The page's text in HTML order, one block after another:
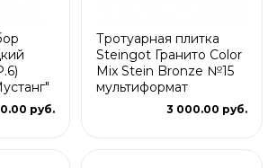
руб.
Тротуарная плитка
Steingot Гранито Color
Mix Stein Bronze №15
мультиформат
3 000.00 руб.